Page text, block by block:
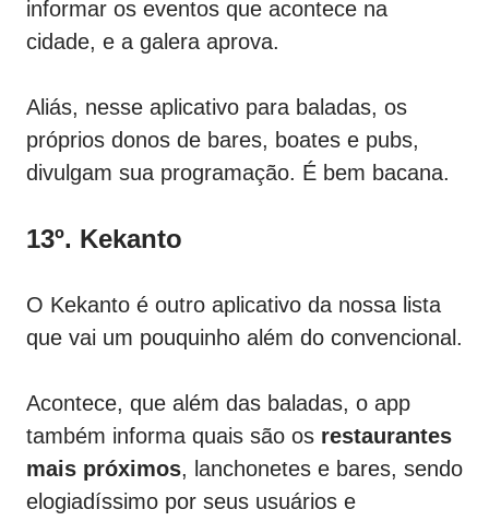
informar os eventos que acontece na
cidade, e a galera aprova.
Aliás, nesse aplicativo para baladas, os
próprios donos de bares, boates e pubs,
divulgam sua programação. É bem bacana.
13º. Kekanto
O Kekanto é outro aplicativo da nossa lista
que vai um pouquinho além do convencional.
Acontece, que além das baladas, o app
também informa quais são os restaurantes
mais próximos, lanchonetes e bares, sendo
elogiadíssimo por seus usuários e